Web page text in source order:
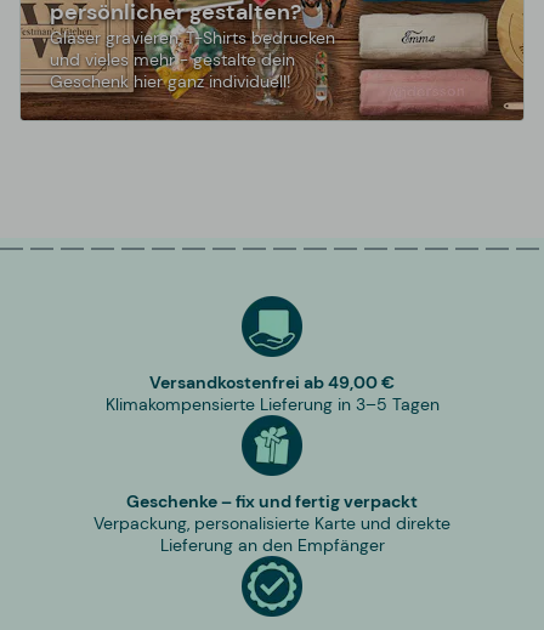
persönlicher gestalten?
Gläser gravieren, T-Shirts bedrucken
und vieles mehr - gestalte dein
Geschenk hier ganz individuell!
Versandkostenfrei ab 49,00 €
Klimakompensierte Lieferung in 3–5 Tagen
Geschenke – fix und fertig verpackt
Verpackung, personalisierte Karte und direkte
Lieferung an den Empfänger